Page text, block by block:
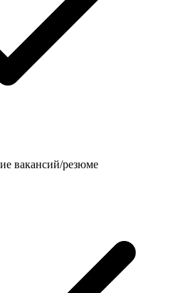
вакансий/резюме